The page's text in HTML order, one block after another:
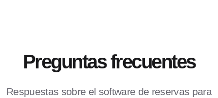
Preguntas frecuentes
Respuestas sobre el software de reservas para